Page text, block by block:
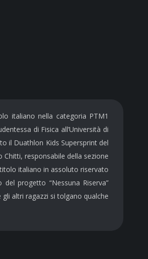
italiano nella categoria PTM1
di Fisica all’Università di
il Duathlon Kids Supersprint del
Chitti, responsabile della sezione
italiano in assoluto riservato
progetto “Nessuna Riserva”
altri ragazzi si tolgano qualche